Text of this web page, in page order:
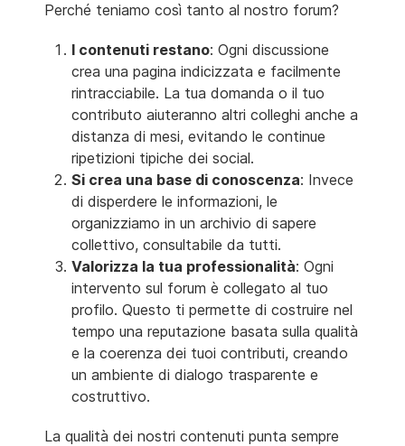
Perché teniamo così tanto al nostro forum?
I contenuti restano: Ogni discussione
crea una pagina indicizzata e facilmente
rintracciabile. La tua domanda o il tuo
contributo aiuteranno altri colleghi anche a
distanza di mesi, evitando le continue
ripetizioni tipiche dei social.
Si crea una base di conoscenza: Invece
di disperdere le informazioni, le
organizziamo in un archivio di sapere
collettivo, consultabile da tutti.
Valorizza la tua professionalità: Ogni
intervento sul forum è collegato al tuo
profilo. Questo ti permette di costruire nel
tempo una reputazione basata sulla qualità
e la coerenza dei tuoi contributi, creando
un ambiente di dialogo trasparente e
costruttivo.
La qualità dei nostri contenuti punta sempre